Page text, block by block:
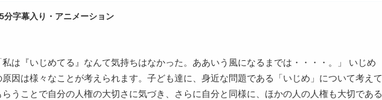
字幕入り・アニメーション
私は『いじめてる』なんて気持ちはなかった。ああいう風になるまでは・・・・。」 いじめ
原因は様々なことが考えられます。子ども達に、身近な問題である「いじめ」について考えて
らうことで自分の人権の大切さに気づき、さらに自分と同様に、ほかの人の人権も大切である